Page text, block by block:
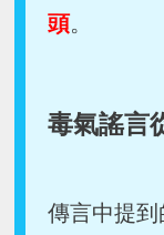
頭。
毒氣謠言
傳言中提